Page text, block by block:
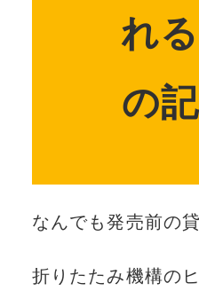
れ
の
なんでも発売前の
折りたたみ機構の